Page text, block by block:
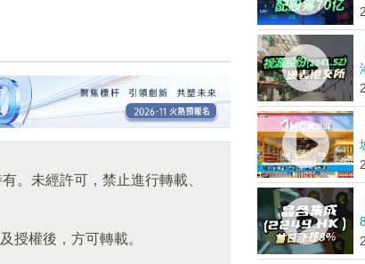
。未經許可，禁止進行轉載、
授權後，方可轉載。